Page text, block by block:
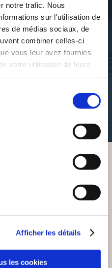
notre trafic. Nous
sur l'utilisation de
de médias sociaux, de
combiner celles-ci
vous leur avez fournies
votre utilisation de leurs
Afficher les détails
les cookies